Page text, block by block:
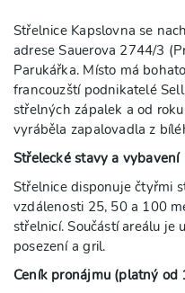
Střelnice Kapslovna se
adrese Sauerova 2744/3
Parukářka. Místo má
francouzští podnikatelé
střelných zápalek a od
vyráběla zapalovadla z
Střelecké stavy a vybavení
Střelnice disponuje čtyřmi
vzdálenosti 25, 50 a 100
střelnicí. Součástí areálu je
posezení a gril.
Ceník pronájmu (platný od